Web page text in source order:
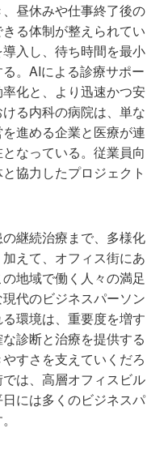
昼休みや仕事終了後の
る体制が整えられてい
入し、待ち時間を最小
。AIによる診療サポー
化と、より迅速かつ安
る内科の病院は、単な
進める企業と医療が連
なっている。従業員向
協力したプロジェクト
継続治療まで、多様化
えて、オフィス街にあ
地域で働く人々の満足
代のビジネスパーソン
環境は、重要度を増す
診断と治療を提供する
すさを支えていくだろ
は、高層オフィスビル
には多くのビジネスパ